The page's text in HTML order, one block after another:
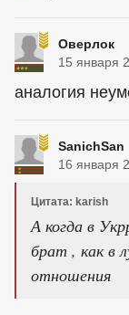
Оверлок
15 января
аналогия
SanichSan
16 января
Цитата: karish
А когда в
брат , как в
отношения